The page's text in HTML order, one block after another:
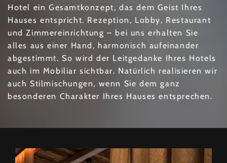
Hotel ein Gesamtkonzept, das dem Geist Ihres
Hauses entspricht. Rezeption, Lobby, Restaurant
und Zimmereinrichtung – bei uns erhalten Sie
alles aus einer Hand, harmonisch aufeinander
abgestimmt. So wird der Leitgedanke Ihres Hotels
auch im Mobiliar sichtbar. Natürlich realisieren wir
auch Stilmischungen, wenn Sie dem ganz
besonderen Charakter Ihres Hauses entsprechen.